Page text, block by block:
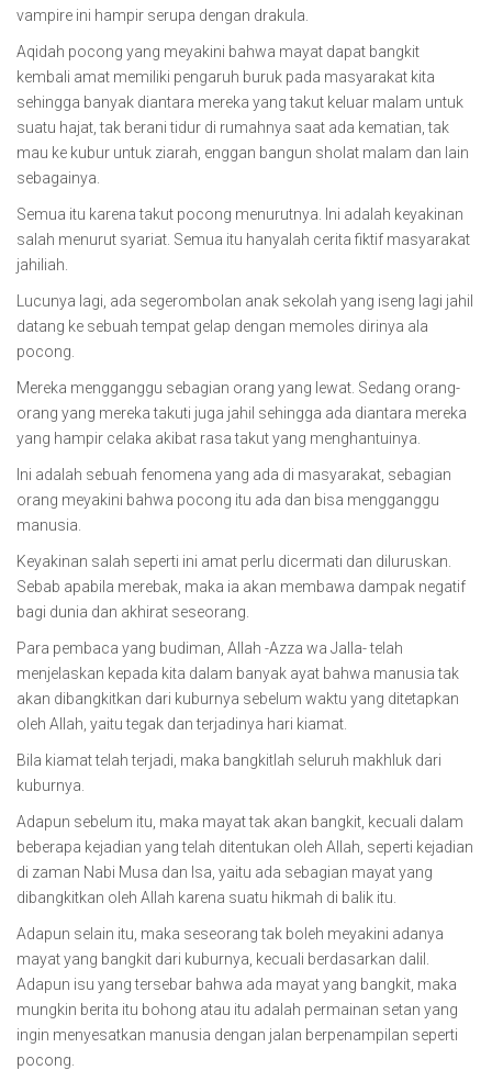
vampire ini hampir serupa dengan drakula.
Aqidah pocong yang meyakini bahwa mayat dapat bangkit
kembali amat memiliki pengaruh buruk pada masyarakat kita
sehingga banyak diantara mereka yang takut keluar malam untuk
suatu hajat, tak berani tidur di rumahnya saat ada kematian, tak
mau ke kubur untuk ziarah, enggan bangun sholat malam dan lain
sebagainya.
Semua itu karena takut pocong menurutnya. Ini adalah keyakinan
salah menurut syariat. Semua itu hanyalah cerita fiktif masyarakat
jahiliah.
Lucunya lagi, ada segerombolan anak sekolah yang iseng lagi jahil
datang ke sebuah tempat gelap dengan memoles dirinya ala
pocong.
Mereka mengganggu sebagian orang yang lewat. Sedang orang-
orang yang mereka takuti juga jahil sehingga ada diantara mereka
yang hampir celaka akibat rasa takut yang menghantuinya.
Ini adalah sebuah fenomena yang ada di masyarakat, sebagian
orang meyakini bahwa pocong itu ada dan bisa mengganggu
manusia.
Keyakinan salah seperti ini amat perlu dicermati dan diluruskan.
Sebab apabila merebak, maka ia akan membawa dampak negatif
bagi dunia dan akhirat seseorang.
Para pembaca yang budiman, Allah -Azza wa Jalla- telah
menjelaskan kepada kita dalam banyak ayat bahwa manusia tak
akan dibangkitkan dari kuburnya sebelum waktu yang ditetapkan
oleh Allah, yaitu tegak dan terjadinya hari kiamat.
Bila kiamat telah terjadi, maka bangkitlah seluruh makhluk dari
kuburnya.
Adapun sebelum itu, maka mayat tak akan bangkit, kecuali dalam
beberapa kejadian yang telah ditentukan oleh Allah, seperti kejadian
di zaman Nabi Musa dan Isa, yaitu ada sebagian mayat yang
dibangkitkan oleh Allah karena suatu hikmah di balik itu.
Adapun selain itu, maka seseorang tak boleh meyakini adanya
mayat yang bangkit dari kuburnya, kecuali berdasarkan dalil.
Adapun isu yang tersebar bahwa ada mayat yang bangkit, maka
mungkin berita itu bohong atau itu adalah permainan setan yang
ingin menyesatkan manusia dengan jalan berpenampilan seperti
pocong.